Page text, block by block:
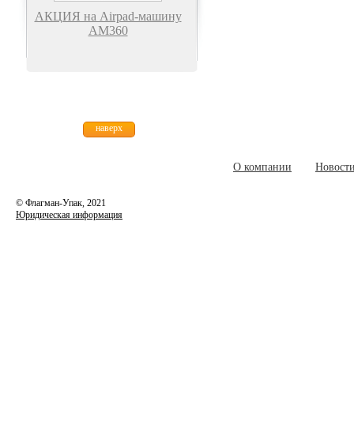
АКЦИЯ на Airpad-машину
АМ360
О компании
© Флагман-Упак, 2021
Юридическая информация
наверх